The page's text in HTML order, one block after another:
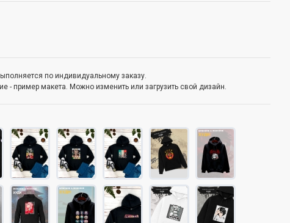
по индивидуальному заказу.
- пример макета. Можно изменить или загрузить свой дизайн.